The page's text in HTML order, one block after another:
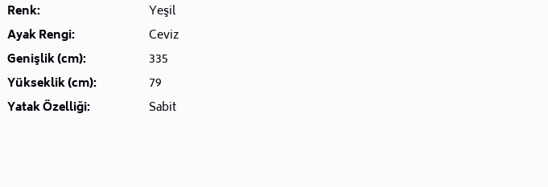
Renk:
Yeşil
Ayak Rengi:
Ceviz
Genişlik (cm):
335
Yükseklik (cm):
79
Yatak Özelliği:
Sabit